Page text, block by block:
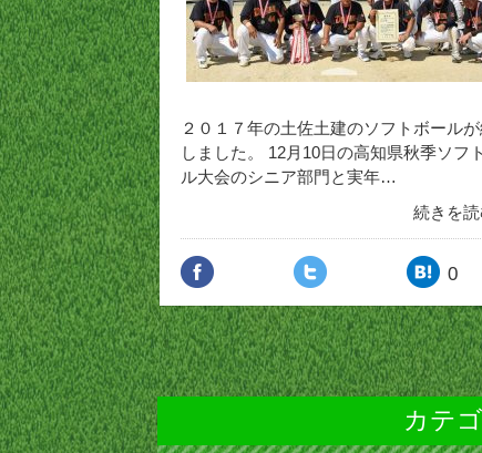
２０１７年の土佐土建のソフトボールが
しました。 12月10日の高知県秋季ソフ
ル大会のシニア部門と実年…
続きを読
0
カテ